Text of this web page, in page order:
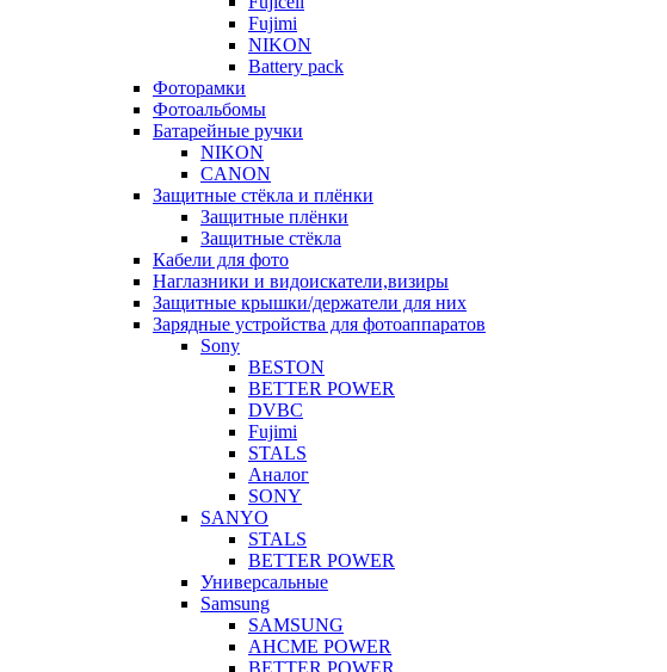
Fujimi
NIKON
Battery pack
Фоторамки
Фотоальбомы
Батарейные ручки
NIKON
CANON
Защитные стёкла и плёнки
Защитные плёнки
Защитные стёкла
Кабели для фото
Наглазники и видоискатели,визиры
Защитные крышки/держатели для них
Зарядные устройства для фотоаппаратов
Sony
BESTON
BETTER POWER
DVBC
Fujimi
STALS
Аналог
SONY
SANYO
STALS
BETTER POWER
Универсальные
Samsung
SAMSUNG
AHCME POWER